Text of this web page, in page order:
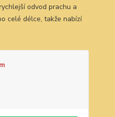
odvod prachu a
celé délce, takže nabízí